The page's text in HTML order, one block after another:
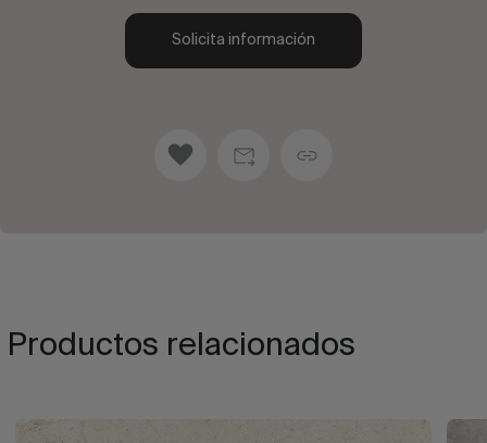
Solicita información
Productos relacionados